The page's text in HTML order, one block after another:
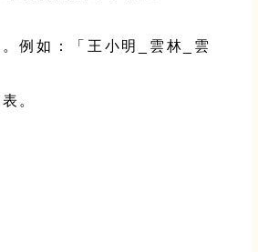
例如：「王小明 雲林 雲
。